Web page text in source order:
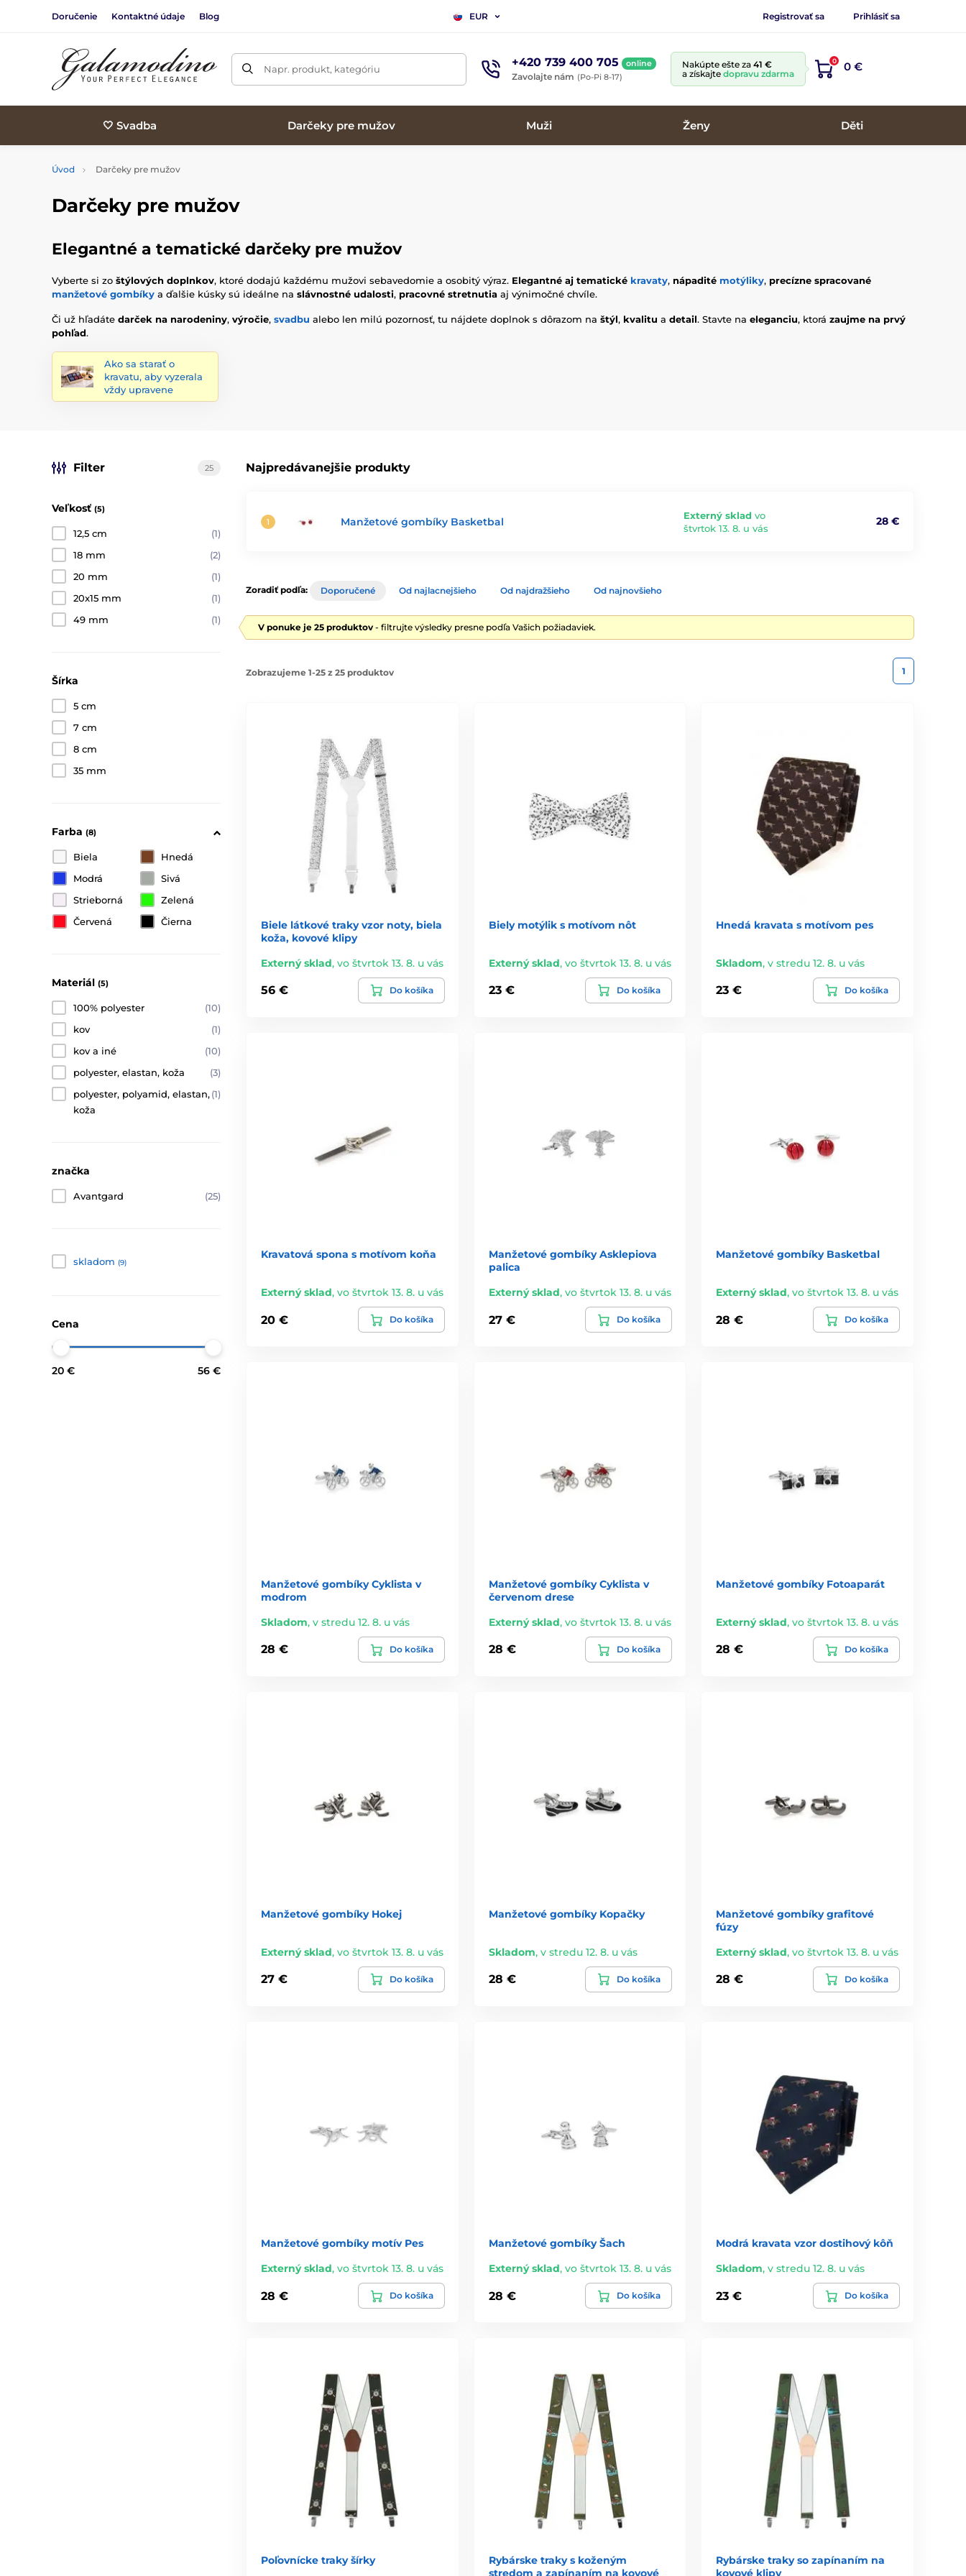
Doručenie Kontaktné údaje Blog EUR Registrovať sa Prihlásiť sa
Napr. produkt, kategóriu +420 739 400 705 online
Zavolajte nám (Po-Pi 8-17)
Nakúpte ešte za 41 €
a získajte dopravu zdarma
0 0 €
🤍 Svadba Darčeky pre mužov Muži Ženy Děti
Úvod Darčeky pre mužov
Darčeky pre mužov
Elegantné a tematické darčeky pre mužov
Vyberte si zo štýlových doplnkov, ktoré dodajú každému mužovi sebavedomie a osobitý výraz. Elegantné aj tematické kravaty, nápadité motýliky, precízne spracované
manžetové gombíky a ďalšie kúsky sú ideálne na slávnostné udalosti, pracovné stretnutia aj výnimočné chvíle.
Či už hľadáte darček na narodeniny, výročie, svadbu alebo len milú pozornosť, tu nájdete doplnok s dôrazom na štýl, kvalitu a detail. Stavte na eleganciu, ktorá zaujme na prvý
pohľad.
Ako sa starať o
kravatu, aby vyzerala
vždy upravene
Najpredávanejšie produkty
Manžetové gombíky Basketbal Externý sklad vo
štvrtok 13. 8. u vás
28 €
Filter 25
Veľkosť (5)
12,5 cm
(1)
18 mm
(2)
20 mm
(1)
20x15 mm
(1)
49 mm
(1)
Šírka
5 cm
7 cm
8 cm
35 mm
Farba (8)
Biela
Hnedá
Modrá
Sivá
Strieborná
Zelená
Červená
Čierna
Materiál (5)
100% polyester
(10)
kov
(1)
kov a iné
(10)
polyester, elastan, koža
(3)
polyester, polyamid, elastan,
koža
(1)
značka
Avantgard (25)
skladom (9)
Cena
20 € 56 €
Zoradiť podľa: Doporučené Od najlacnejšieho Od najdražšieho Od najnovšieho
V ponuke je 25 produktov - filtrujte výsledky presne podľa Vašich požiadaviek.
Zobrazujeme 1-25 z 25 produktov 1
Biele látkové traky vzor noty, biela
koža, kovové klipy
Externý sklad, vo štvrtok 13. 8. u vás
56 € Do košíka
Biely motýlik s motívom nôt
Externý sklad, vo štvrtok 13. 8. u vás
23 € Do košíka
Hnedá kravata s motívom pes
Skladom,v stredu 12. 8. u vás
23 € Do košíka
Kravatová spona s motívom koňa
Externý sklad, vo štvrtok 13. 8. u vás
20 € Do košíka
Manžetové gombíky Asklepiova
palica
Externý sklad, vo štvrtok 13. 8. u vás
27 € Do košíka
Manžetové gombíky Basketbal
Externý sklad,vo štvrtok 13. 8. u vás
28 € Do košíka
Manžetové gombíky Cyklista v
modrom
Skladom, v stredu 12. 8. u vás
28 € Do košíka
Manžetové gombíky Cyklista v
červenom drese
Externý sklad, vo štvrtok 13. 8. u vás
28 € Do košíka
Manžetové gombíky Fotoaparát
Externý sklad,vo štvrtok 13. 8. u vás
28 € Do košíka
Manžetové gombíky Hokej
Externý sklad, vo štvrtok 13. 8. u vás
27 € Do košíka
Manžetové gombíky Kopačky
Skladom, v stredu 12. 8. u vás
28 € Do košíka
Manžetové gombíky grafitové
fúzy
Externý sklad,vo štvrtok 13. 8. u vás
28 € Do košíka
Manžetové gombíky motív Pes
Externý sklad, vo štvrtok 13. 8. u vás
28 € Do košíka
Manžetové gombíky Šach
Externý sklad, vo štvrtok 13. 8. u vás
28 € Do košíka
Modrá kravata vzor dostihový kôň
Skladom,v stredu 12. 8. u vás
23 € Do košíka
Poľovnícke traky šírky
Rybárske traky s koženým
stredom a zapínaním na kovové
Rybárske traky so zapínaním na
kovové klipy